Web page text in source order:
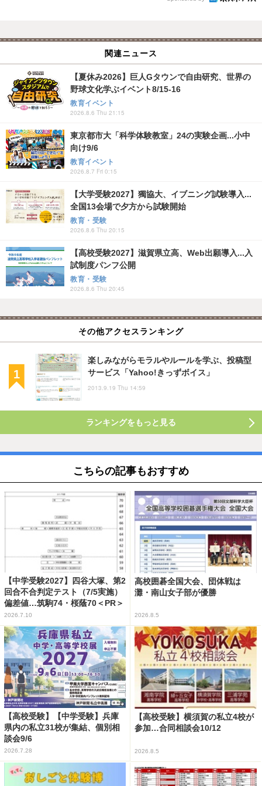
関連ニュース
【夏休み2026】巨人Gタウンで自由研究、世界の
野球文化学ぶイベント8/15-16
教育イベント
2026.8.6 Thu 21:15
東京都市大「科学体験教室」24の実験企画...小中
向け9/6
教育イベント
2026.8.7 Fri 0:15
【大学受験2027】獨協大、イブニング試験導入...
全国13会場で夕方から試験開始
教育・受験
2026.8.6 Thu 20:15
【高校受験2027】滋賀県立高、Web出願導入...入
試制度パンフ公開
教育・受験
2026.8.6 Thu 20:45
その他アクセスランキング
楽しみながらモラルやルールを学ぶ、投稿型
サービス「Yahoo!きっずボイス」
2013.9.19 Thu 14:59
ランキングをもっと見る
こちらの記事もおすすめ
【中学受験2027】四谷大塚、第2
回合不合判定テスト（7/5実施）
偏差値…筑駒74・桜蔭70＜PR＞
2026.7.10
高校囲碁全国大会、団体戦は
灘・南山女子部が優勝
2026.8.5
【高校受験】【中学受験】兵庫
県内の私立31校が集結、個別相
談会9/6
2026.7.28
【高校受験】横須賀の私立4校が
参加…合同相談会10/12
2026.8.5